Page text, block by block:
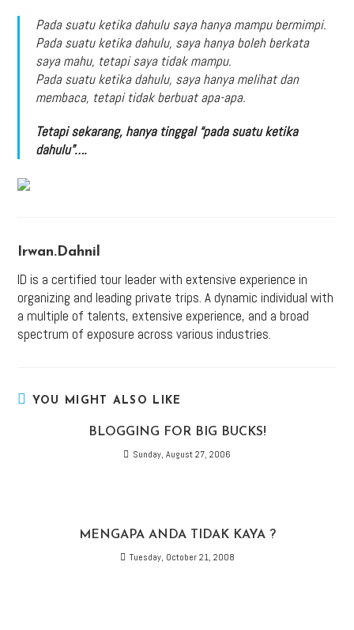
Pada suatu ketika dahulu saya hanya mampu bermimpi.
Pada suatu ketika dahulu, saya hanya boleh berkata
saya mahu, tetapi saya tidak mampu.
Pada suatu ketika dahulu, saya hanya melihat dan
membaca, tetapi tidak berbuat apa-apa.
Tetapi sekarang, hanya tinggal “pada suatu ketika
dahulu”….
Irwan.dahnil
ID is a certified tour leader with extensive experience in
organizing and leading private trips. A dynamic individual with
a multiple of talents, extensive experience, and a broad
spectrum of exposure across various industries.
YOU MIGHT ALSO LIKE
BLOGGING FOR BIG BUCKS!
Sunday, August 27, 2006
MENGAPA ANDA TIDAK KAYA ?
Tuesday, October 21, 2008